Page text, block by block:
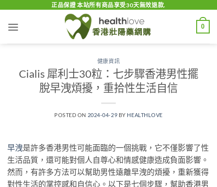
content
正品保證 本站所有商品享受30天無效退款.
0
健康資訊
Cialis 犀利士30粒：七步驟香港男性擺
脫早洩煩擾，重拾性生活自信
POSTED ON 2024-04-29 BY HEALTHLOVE
早洩是許多香港男性可能面臨的一個挑戰，它不僅影響了性
生活品質，還可能對個人自尊心和情感健康造成負面影響。
然而，有許多方法可以幫助男性遠離早洩的煩擾，重新獲得
對性生活的掌控感和自信心。以下是七個步驟，幫助香港男